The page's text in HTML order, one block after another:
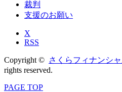
裁判
支援のお願い
X
RSS
Copyright © さくらフィナンシ
rights reserved.
PAGE TOP